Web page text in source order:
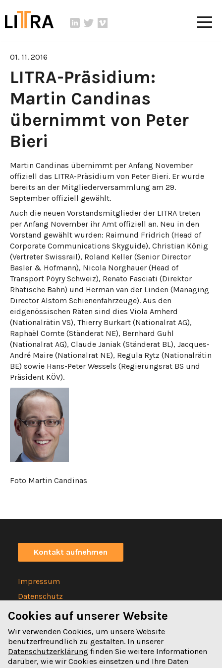
01. 11. 2016
LITRA-Präsidium:
Martin Candinas
übernimmt von Peter
Bieri
Martin Candinas übernimmt per Anfang November
offiziell das LITRA-Präsidium von Peter Bieri. Er wurde
bereits an der Mitgliederversammlung am 29.
September offiziell gewählt.
Auch die neuen Vorstandsmitglieder der LITRA treten
per Anfang November ihr Amt offiziell an. Neu in den
Vorstand gewählt wurden: Raimund Fridrich (Head of
Corporate Communications Skyguide), Christian König
(Vertreter Swissrail), Roland Keller (Senior Director
Basler & Hofmann), Nicola Norghauer (Head of
Transport Pöyry Schweiz), Renato Fasciati (Direktor
Rhätische Bahn) und Herman van der Linden (Managing
Director Alstom Schienenfahrzeuge). Aus den
eidgenössischen Räten sind dies Viola Amherd
(Nationalrätin VS), Thierry Burkart (Nationalrat AG),
Raphaël Comte (Ständerat NE), Bernhard Guhl
(Nationalrat AG), Claude Janiak (Ständerat BL), Jacques-
André Maire (Nationalrat NE), Regula Rytz (Nationalrätin
BE) sowie Hans-Peter Wessels (Regierungsrat BS und
Präsident KÖV).
Foto Martin Candinas
Kontakt aufnehmen
Impressum
Datenschutz
Statuten
Cookies auf unserer Website
Wir verwenden Cookies, um unsere Website
benutzerfreundlich zu gestalten. In unserer
Datenschutzerklärung finden Sie weitere Informationen
darüber, wie wir Cookies einsetzen und Ihre Daten